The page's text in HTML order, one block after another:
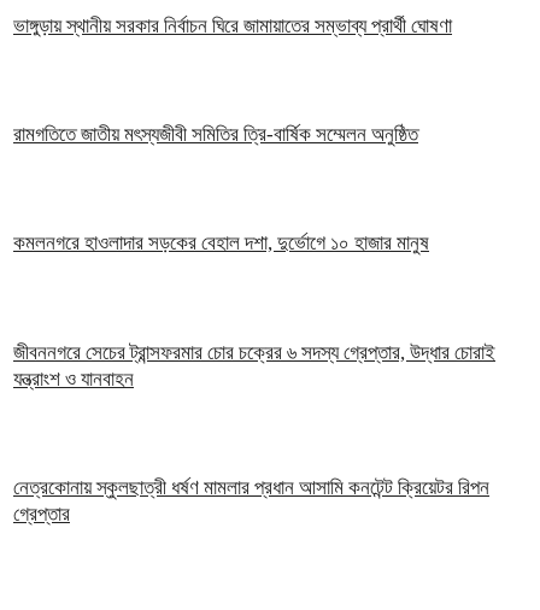
ভাঙ্গুড়ায় স্থানীয় সরকার নির্বাচন ঘিরে জামায়াতের সম্ভাব্য প্রার্থী ঘোষণা
রামগতিতে জাতীয় মৎস্যজীবী সমিতির ত্রি-বার্ষিক সম্মেলন অনুষ্ঠিত
কমলনগরে হাওলাদার সড়কের বেহাল দশা, দুর্ভোগে ১০ হাজার মানুষ
জীবননগরে সেচের ট্রান্সফরমার চোর চক্রের ৬ সদস্য গ্রেপ্তার, উদ্ধার চোরাই
যন্ত্রাংশ ও যানবাহন
নেত্রকোনায় স্কুলছাত্রী ধর্ষণ মামলার প্রধান আসামি কনটেন্ট ক্রিয়েটর রিপন
গ্রেপ্তার